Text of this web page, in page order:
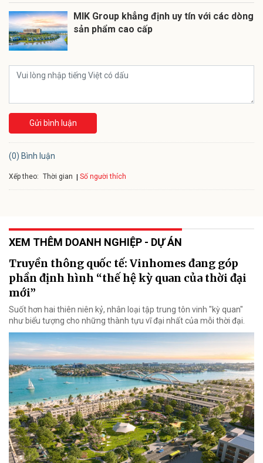
MIK Group khẳng định uy tín với các dòng
sản phẩm cao cấp
Gửi bình luận
(0) Bình luận
Xếp theo: Thời gian Số người thích
XEM THÊM DOANH NGHIỆP - DỰ ÁN
Truyền thông quốc tế: Vinhomes đang góp
phần định hình “thế hệ kỳ quan của thời đại
mới”
Suốt hơn hai thiên niên kỷ, nhân loại tập trung tôn vinh "kỳ quan"
như biểu tượng cho những thành tựu vĩ đại nhất của mỗi thời đại.